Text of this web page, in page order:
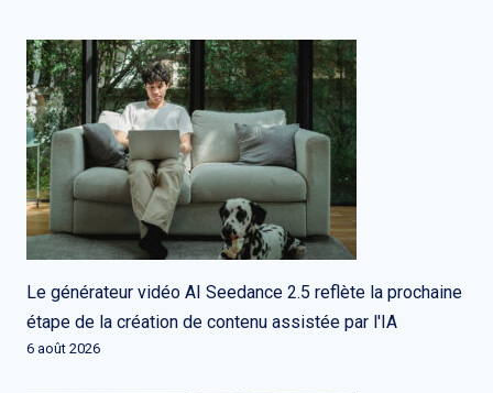
Le générateur vidéo AI Seedance 2.5 reflète la prochaine
étape de la création de contenu assistée par l'IA
6 août 2026